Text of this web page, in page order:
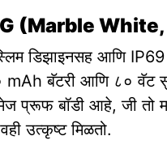
(Marble
डिझाइनसह आणि IP69
बॅटरी आणि ८० वॅट
प्रूफ बॉडी आहे, जी
उत्कृष्ट मिळतो.